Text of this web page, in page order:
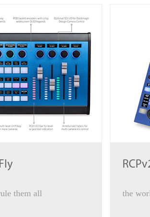
them all the